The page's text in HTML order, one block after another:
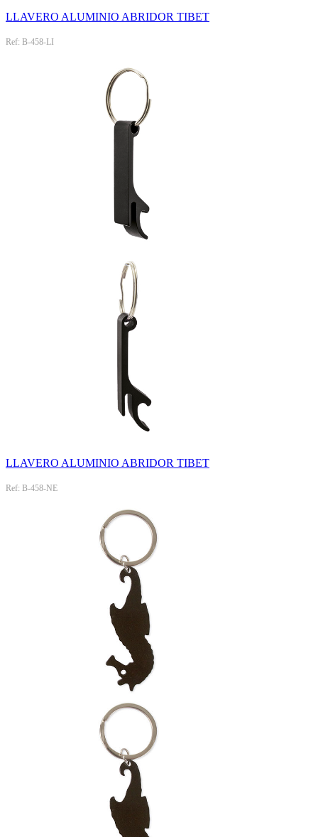
LLAVERO ALUMINIO ABRIDOR TIBET
Ref: B-458-LI
LLAVERO ALUMINIO ABRIDOR TIBET
Ref: B-458-NE